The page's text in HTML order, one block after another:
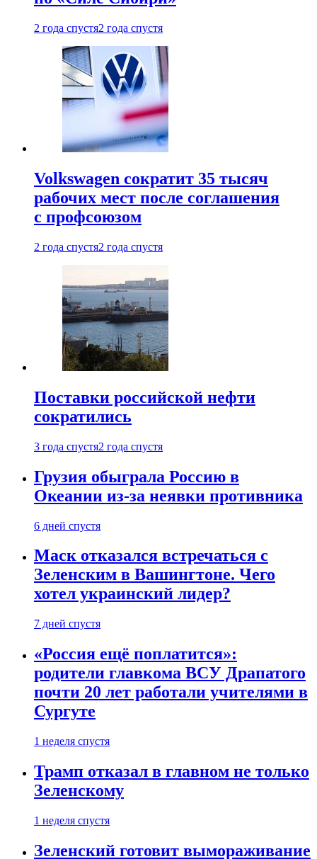
2 года спустя2 года спустя
Volkswagen сократит 35 тысяч
рабочих мест после соглашения
с профсоюзом
2 года спустя2 года спустя
Поставки российской нефти
сократились
3 года спустя2 года спустя
Грузия обыграла Россию в
Океании из-за неявки противника
6 дней спустя
Маск отказался встречаться с
Зеленским в Вашингтоне. Чего
хотел украинский лидер?
7 дней спустя
«Россия ещё поплатится»:
родители главкома ВСУ Драпатого
почти 20 лет работали учителями в
Сургуте
1 неделя спустя
Трамп отказал в главном не только
Зеленскому
1 неделя спустя
Зеленский готовит вымораживание